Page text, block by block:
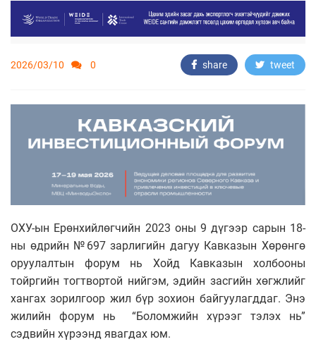
2026/03/10 0 share tweet
ОХУ-ын Ерөнхийлөгчийн 2023 оны 9 дүгээр сарын 18-
ны өдрийн №697 зарлигийн дагуу Кавказын Хөрөнгө
оруулалтын форум нь Хойд Кавказын холбооны
тойргийн тогтвортой нийгэм, эдийн засгийн хөгжлийг
хангах зорилгоор жил бүр зохион байгуулагддаг. Энэ
жилийн форум нь “Боломжийн хүрээг тэлэх нь”
сэдвийн хүрээнд явагдах юм.